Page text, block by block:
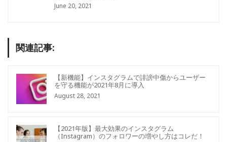
June 20, 2021
関連記事:
【新機能】インスタグラムで誹謗中傷からユーザー
を守る機能が2021年8月に導入
August 28, 2021
【2021年版】最大効果のインスタグラム
（Instagram）のフォロワーの増やし方はコレだ！